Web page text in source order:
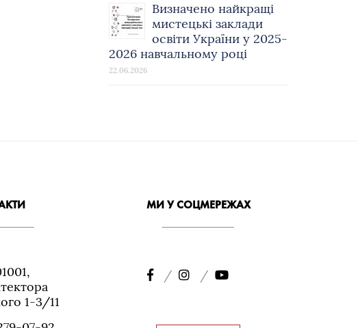
Визначено найкращі
мистецькі заклади
освіти України у 2025-
2026 навчальному році
22.06.2026
1-3/11
МИ У СОЦМЕРЕЖАХ